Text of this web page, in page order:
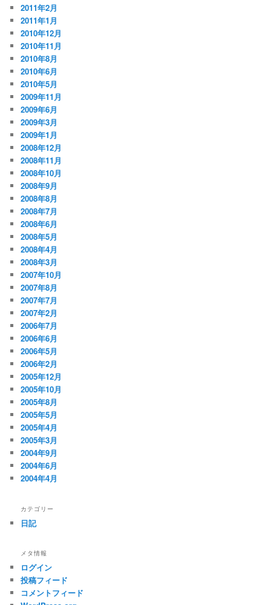
2011年2月
2011年1月
2010年12月
2010年11月
2010年8月
2010年6月
2010年5月
2009年11月
2009年6月
2009年3月
2009年1月
2008年12月
2008年11月
2008年10月
2008年9月
2008年8月
2008年7月
2008年6月
2008年5月
2008年4月
2008年3月
2007年10月
2007年8月
2007年7月
2007年2月
2006年7月
2006年6月
2006年5月
2006年2月
2005年12月
2005年10月
2005年8月
2005年5月
2005年4月
2005年3月
2004年9月
2004年6月
2004年4月
カテゴリー
日記
メタ情報
ログイン
投稿フィード
コメントフィード